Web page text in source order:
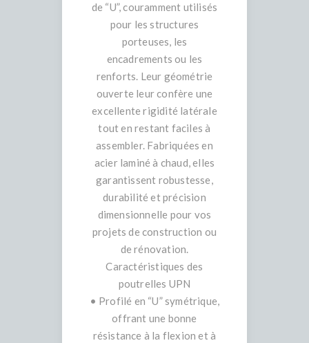
de “U”, couramment utilisés
pour les structures
porteuses, les
encadrements ou les
renforts. Leur géométrie
ouverte leur confère une
excellente rigidité latérale
tout en restant faciles à
assembler. Fabriquées en
acier laminé à chaud, elles
garantissent robustesse,
durabilité et précision
dimensionnelle pour vos
projets de construction ou
de rénovation.
Caractéristiques des
poutrelles UPN
• Profilé en “U” symétrique,
offrant une bonne
résistance à la flexion et à